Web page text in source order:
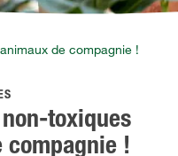
de compagnie !
toxiques
compagnie !